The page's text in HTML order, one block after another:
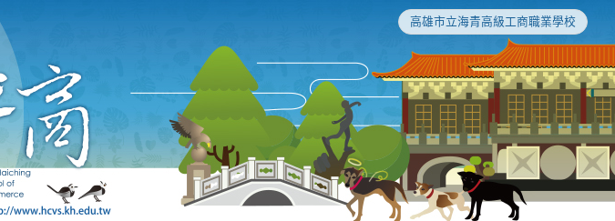
高雄市立海青高級工商職業學校